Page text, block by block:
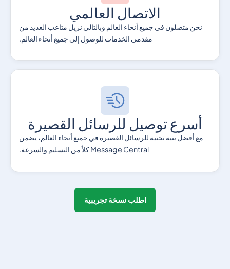
الاتصال العالمي
نحن متصلون في جميع أنحاء العالم وبالتالي نزيل متاعب العديد من
مقدمي الخدمات للوصول إلى جميع أنحاء العالم.
أسرع توصيل للرسائل القصيرة
مع أفضل بنية تحتية للرسائل القصيرة في جميع أنحاء العالم، يضمن
Message Central كلاً من التسليم والسرعة.
اطلب نسخة تجريبية